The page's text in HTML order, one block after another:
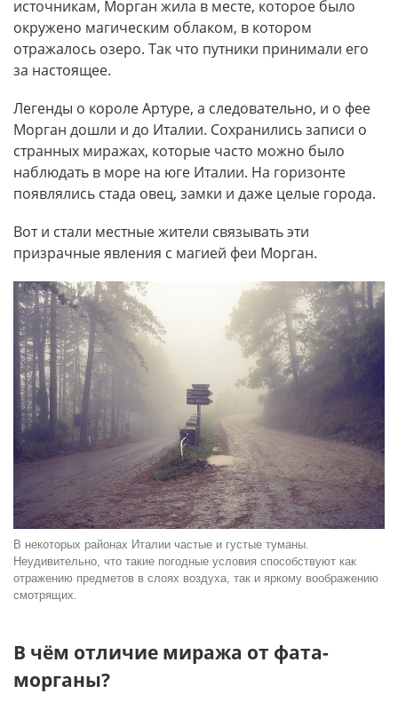
источникам, Морган жила в месте, которое было
окружено магическим облаком, в котором
отражалось озеро. Так что путники принимали его
за настоящее.
Легенды о короле Артуре, а следовательно, и о фее
Морган дошли и до Италии. Сохранились записи о
странных миражах, которые часто можно было
наблюдать в море на юге Италии. На горизонте
появлялись стада овец, замки и даже целые города.
Вот и стали местные жители связывать эти
призрачные явления с магией феи Морган.
В некоторых районах Италии частые и густые туманы.
Неудивительно, что такие погодные условия способствуют как
отражению предметов в слоях воздуха, так и яркому воображению
смотрящих.
В чём отличие миража от фата-
морганы?